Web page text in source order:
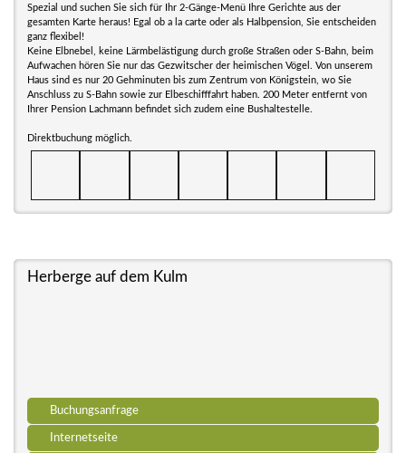
Spezial und suchen Sie sich für Ihr 2-Gänge-Menü Ihre Gerichte aus der
gesamten Karte heraus! Egal ob a la carte oder als Halbpension, Sie entscheiden
ganz flexibel!
Keine Elbnebel, keine Lärmbelästigung durch große Straßen oder S-Bahn, beim
Aufwachen hören Sie nur das Gezwitscher der heimischen Vögel. Von unserem
Haus sind es nur 20 Gehminuten bis zum Zentrum von Königstein, wo Sie
Anschluss zu S-Bahn sowie zur Elbeschifffahrt haben. 200 Meter entfernt von
Ihrer Pension Lachmann befindet sich zudem eine Bushaltestelle.
Direktbuchung möglich.
Herberge auf dem Kulm
Buchungsanfrage
Internetseite